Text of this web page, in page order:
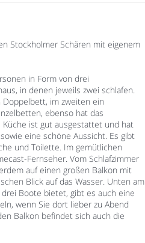
Stockholmer Schären mit eigenem
in Form von drei
in denen jeweils zwei schlafen.
im zweiten ein
ebenso hat das
ist gut ausgestattet und hat
eine schöne Aussicht. Es gibt
und Toilette. Im gemütlichen
Fernseher. Vom Schlafzimmer
auf einen großen Balkon mit
Blick auf das Wasser. Unten am
Boote bietet, gibt es auch eine
wenn Sie dort lieber zu Abend
Balkon befindet sich auch die